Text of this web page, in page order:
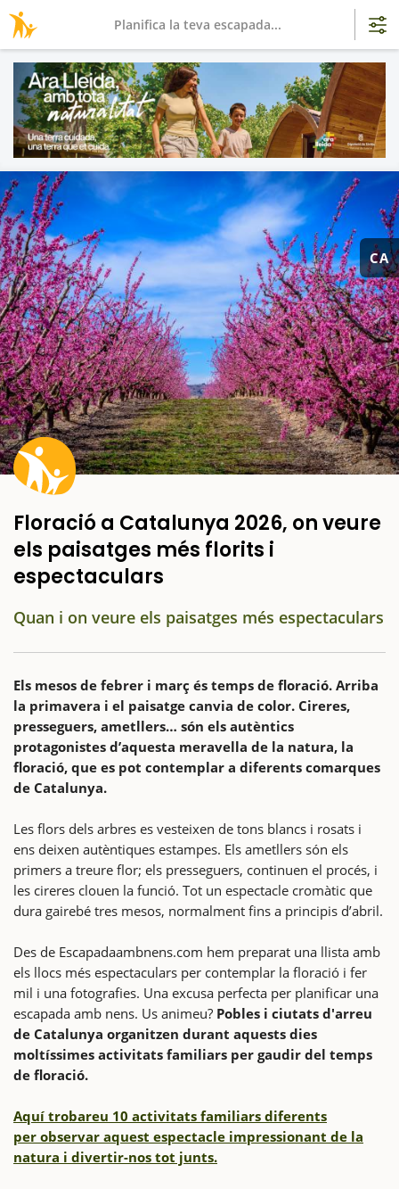
CA
Floració a Catalunya 2026, on veure
els paisatges més florits i
espectaculars
Quan i on veure els paisatges més espectaculars
Els mesos de febrer i març és temps de floració. Arriba
la primavera i el paisatge canvia de color. Cireres,
presseguers, ametllers… són els autèntics
protagonistes d’aquesta meravella de la natura, la
floració, que es pot contemplar a diferents comarques
de Catalunya.
Les flors dels arbres es vesteixen de tons blancs i rosats i
ens deixen autèntiques estampes. Els ametllers són els
primers a treure flor; els presseguers, continuen el procés, i
les cireres clouen la funció. Tot un espectacle cromàtic que
dura gairebé tres mesos, normalment fins a principis d’abril.
Des de Escapadaambnens.com hem preparat una llista amb
els llocs més espectaculars per contemplar la floració i fer
mil i una fotografies. Una excusa perfecta per planificar una
escapada amb nens. Us animeu? Pobles i ciutats d'arreu
de Catalunya organitzen durant aquests dies
moltíssimes activitats familiars per gaudir del temps
de floració.
Aquí trobareu 10 activitats familiars diferents
per observar aquest espectacle impressionant de la
natura i divertir-nos tot junts.
Planifica la teva escapada...